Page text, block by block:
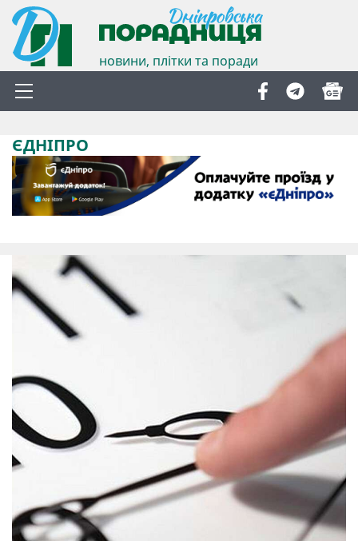
новини, плітки та поради
ЄДНІПРО